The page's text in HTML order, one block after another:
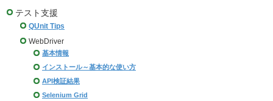
テスト支援
QUnit Tips
WebDriver
基本情報
インストール～基本的な使い方
API検証結果
Selenium Grid